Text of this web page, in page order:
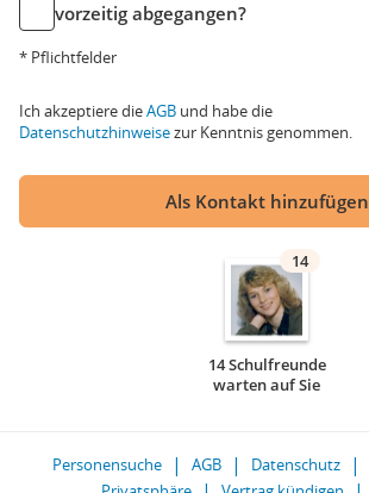
vorzeitig abgegangen?
* Pflichtfelder
Ich akzeptiere dieAGB und habe die
Datenschutzhinweisezur Kenntnis genommen.
Als Kontakt hinzufügen
14
14 Schulfreunde
warten auf Sie
Personensuche AGB Datenschutz